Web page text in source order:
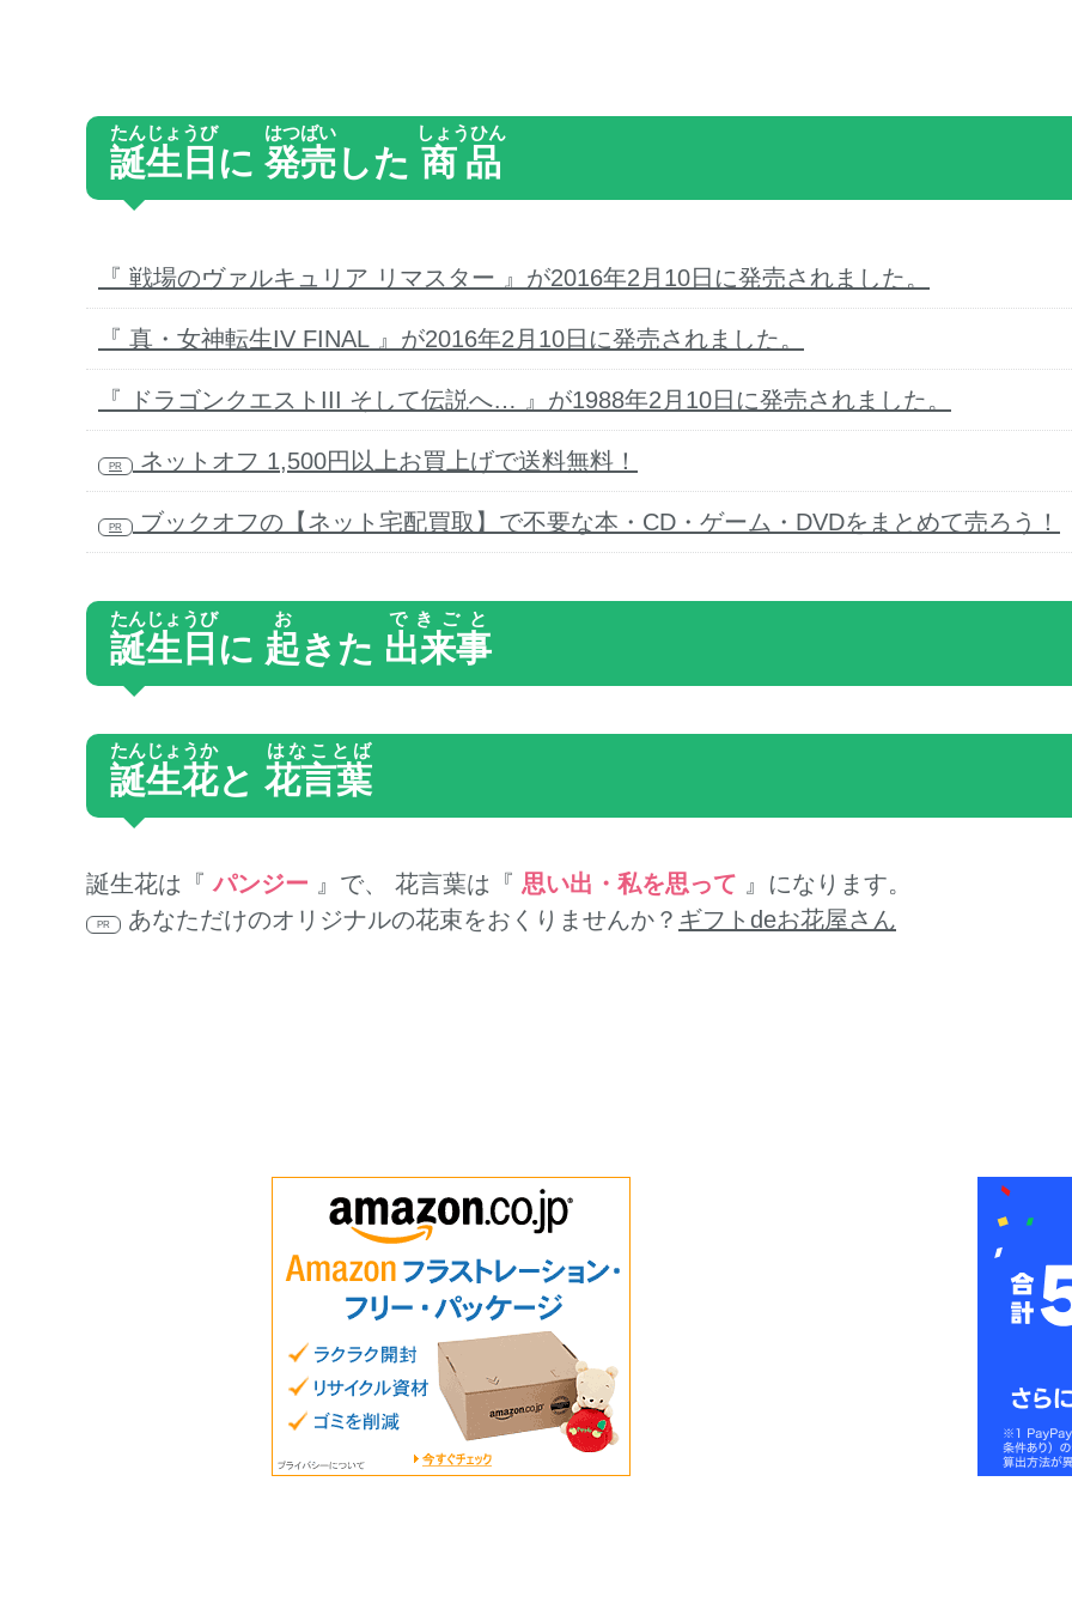
誕生日
たんじょうび
に 発売
はつばい
した 商品
しょうひん
『 戦場のヴァルキュリア リマスター 』が2016年2月10日に発売されました。
『 真・女神転生IV FINAL 』が2016年2月10日に発売されました。
『 ドラゴンクエストIII そして伝説へ… 』が1988年2月10日に発売されました。
PR ネットオフ 1,500円以上お買上げで送料無料！
PR ブックオフの【ネット宅配買取】で不要な本・CD・ゲーム・DVDをまとめて売ろう！
誕生日
たんじょうび
に 起
お
きた 出来事
できごと
誕生花
たんじょうか
と 花言葉
はなことば
誕生花は『パンジー 』で、 花言葉は『 思い出・私を思って 』になります。
PR あなただけのオリジナルの花束をおくりませんか？ ギフトdeお花屋さん